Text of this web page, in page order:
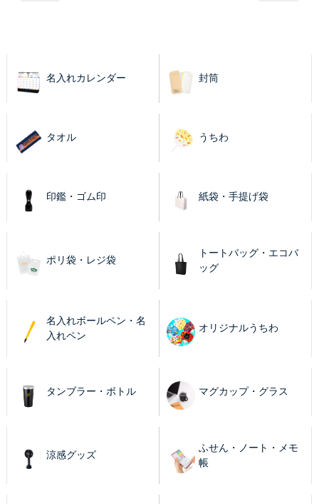
名入れカレンダー 封筒
タオル うちわ
印鑑・ゴム印 紙袋・手提げ袋
ポリ袋・レジ袋
トートバッグ・エコバ
ッグ
名入れボールペン・名
入れペン
オリジナルうちわ
タンブラー・ボトル マグカップ・グラス
涼感グッズ
ふせん・ノート・メモ
帳